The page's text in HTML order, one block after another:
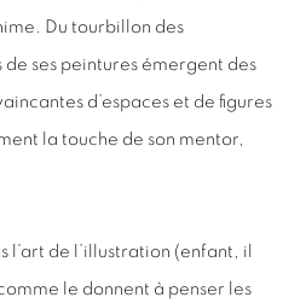
Du tourbillon des
ses peintures émergent des
d’espaces et de figures
la touche de son mentor,
l’art de l’illustration (enfant, il
le donnent à penser les